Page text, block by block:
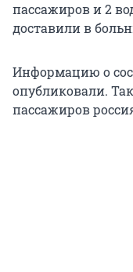
пассажиров и 2
доставили в
Информацию о
опубликовали.
пассажиров